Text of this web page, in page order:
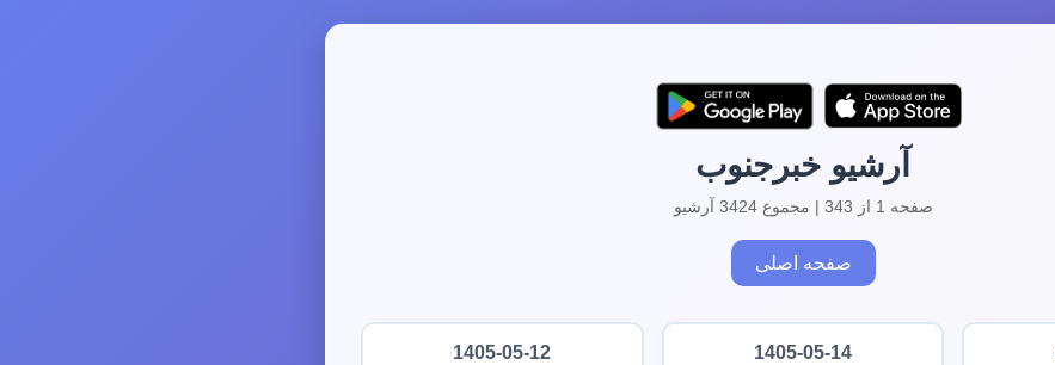
آرشیو خبرجنوب
صفحه 1 از 343 | مجموع 3424 آرشیو
صفحه اصلی
1405-05-14
1405-05-12